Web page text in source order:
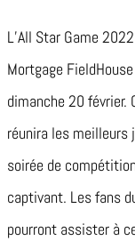
L’All Star Game
Mortgage
dimanche 20
réunira les meilleurs
soirée de
captivant. Les fans
pourront assister à